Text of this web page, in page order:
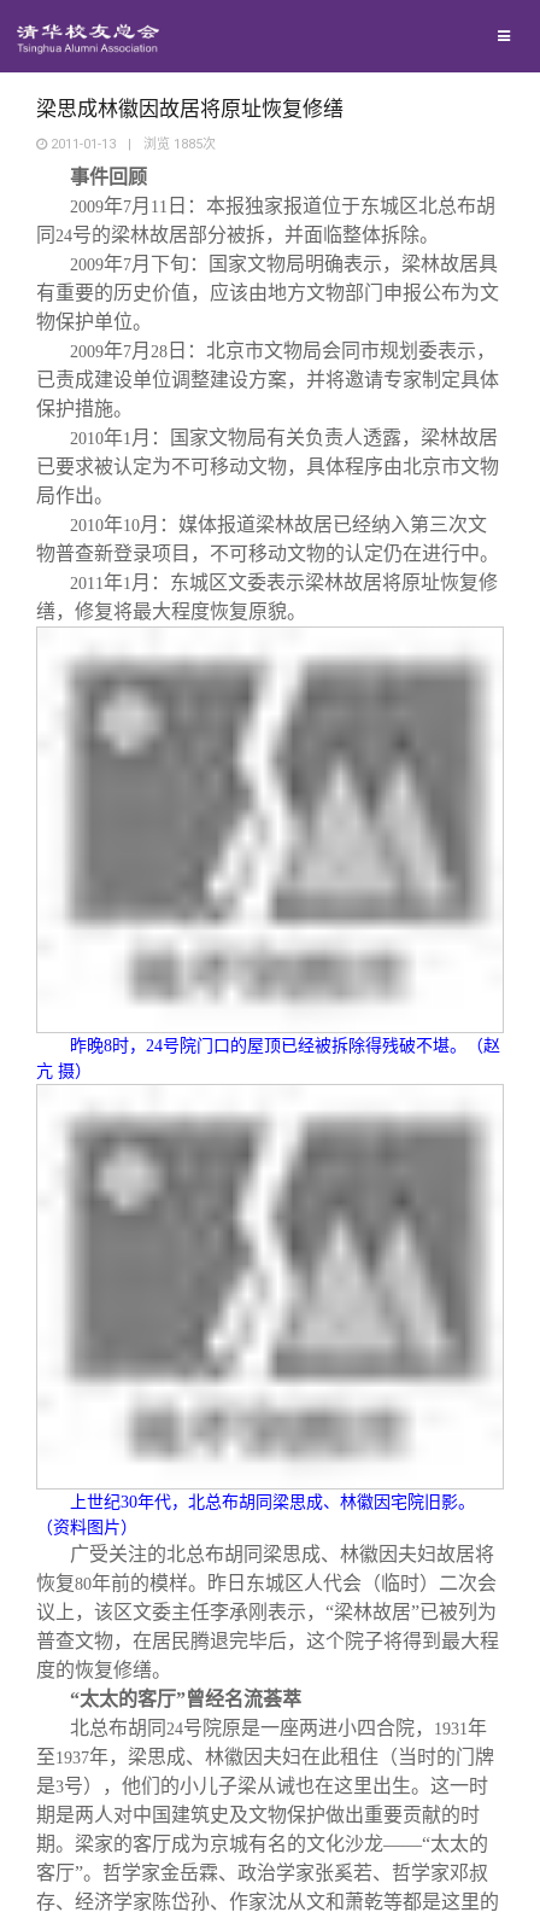
地区联络
院系校友工作
西南联大校友会
回馈母校
捐赠新闻
义工计划
《清华校友通讯》
新媒体平台
百年清华
青春风采
校友文苑
校友讲坛
信息化服务
三创大赛
实用信息
总会简介
会长致辞
总会章程
制度法规
联系我们
关闭
梁思成林徽因故居将原址恢复修缮
2011-01-13 | 浏览 1885次
事件回顾
2009年7月 11 日：本报独家报道位于东城区北总布胡
同 24号的梁林故居部分被拆，并面临整体拆除。
2009年7月下旬：国家文物局明确表示，梁林故居具
有重要的历史价值，应该由地方文物部门申报公布为文
物保护单位。
2009年7月 28 日：北京市文物局会同市规划委表示，
已责成建设单位调整建设方案，并将邀请专家制定具体
保护措施。
2010年1 月：国家文物局有关负责人透露，梁林故居
已要求被认定为不可移动文物，具体程序由北京市文物
局作出。
2010年10月：媒体报道梁林故居已经纳入第三次文
物普查新登录项目，不可移动文物的认定仍在进行中。
2011年1 月：东城区文委表示梁林故居将原址恢复修
缮，修复将最大程度恢复原貌。
昨晚8时， 24号院门口的屋顶已经被拆除得残破不堪。（赵
亢 摄）
上世纪30年代，北总布胡同梁思成、林徽因宅院旧影。
（资料图片）
广受关注的北总布胡同梁思成、林徽因夫妇故居将
恢复80年前的模样。昨日东城区人代会（临时）二次会
议上，该区文委主任李承刚表示，“梁林故居”已被列为
普查文物，在居民腾退完毕后，这个院子将得到最大程
度的恢复修缮。
“太太的客厅”曾经名流荟萃
北总布胡同 24号院原是一座两进小四合院， 1931年
至1937年，梁思成、林徽因夫妇在此租住（当时的门牌
是3号），他们的小儿子梁从诫也在这里出生。这一时
期是两人对中国建筑史及文物保护做出重要贡献的时
期。梁家的客厅成为京城有名的文化沙龙——“太太的
客厅”。哲学家金岳霖、政治学家张奚若、哲学家邓叔
存、经济学家陈岱孙、作家沈从文和萧乾等都是这里的